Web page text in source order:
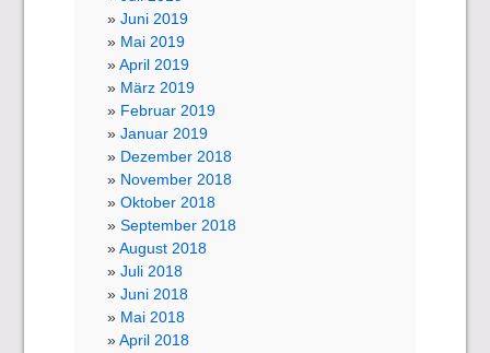
Juni 2019
Mai 2019
April 2019
März 2019
Februar 2019
Januar 2019
Dezember 2018
November 2018
Oktober 2018
September 2018
August 2018
Juli 2018
Juni 2018
Mai 2018
April 2018